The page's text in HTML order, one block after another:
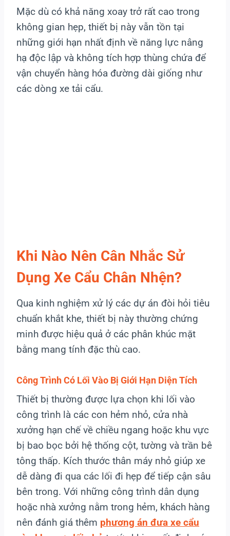
Mặc dù có khả năng xoay trở rất cao trong
không gian hẹp, thiết bị này vẫn tồn tại
những giới hạn nhất định về năng lực nâng
hạ độc lập và không tích hợp thùng chứa để
vận chuyển hàng hóa đường dài giống như
các dòng xe tải cẩu.
Khi Nào Nên Cân Nhắc Sử
Dụng Xe Cẩu Chân Nhện?
Qua kinh nghiệm xử lý các dự án đòi hỏi tiêu
chuẩn khắt khe, thiết bị này thường chứng
minh được hiệu quả ở các phân khúc mặt
bằng mang tính đặc thù cao.
Công Trình Có Lối Vào Bị Giới Hạn Diện Tích
Thiết bị thường được lựa chọn khi lối vào
công trình là các con hẻm nhỏ, cửa nhà
xưởng hạn chế về chiều ngang hoặc khu vực
bị bao bọc bởi hệ thống cột, tường và trần bê
tông thấp. Kích thước thân máy nhỏ giúp xe
dễ dàng đi qua các lối đi hẹp để tiếp cận sâu
bên trong. Với những công trình dân dụng
hoặc nhà xưởng nằm trong hẻm, khách hàng
nên đánh giá thêm phương án đưa xe cẩu